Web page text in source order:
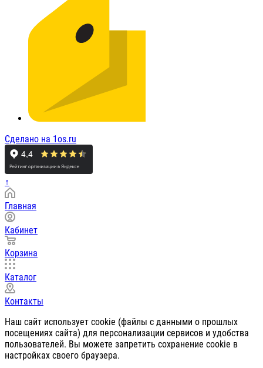
Сделано на 1os.ru
↑
Главная
Кабинет
Корзина
Каталог
Контакты
Наш сайт использует cookie (файлы с данными о прошлых
посещениях сайта) для персонализации сервисов и удобства
пользователей. Вы можете запретить сохранение cookie в
настройках своего браузера.